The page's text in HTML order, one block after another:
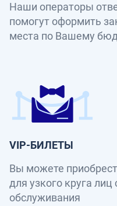
Наши операторы
помогут оформить
места по Вашему
VIP-БИЛЕТЫ
Вы можете
для узкого круга
обслуживания